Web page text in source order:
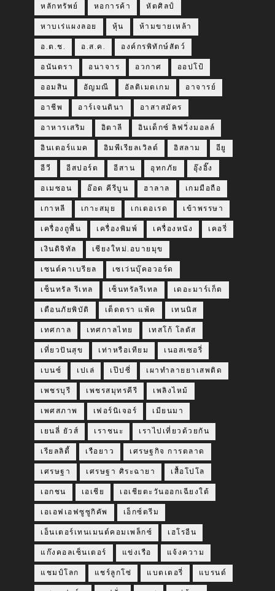
หลักทรัพย์ หอการค้า หัตศิลป์
หาบเร่แผงลอย หุ้น ห้ามขายเหล้า
อ.ต.ช. อ.ส.ค. องค์กรพิทักษ์สัตว์
อนันตรา อนาจาร อวกาศ ออปโป้
ออมสิน อัญมณี อัลติเมตเกม อาจารย์
อาชีพ อาร์เจนตินา อาสาสมัคร
อาหารเสริม อิตาลี อินเด็กซ์ ลิฟวิ่งมอลล์
อินเตอร์แมค อิมพีเรียลเวิลด์ อิสลาม อียู
อีวี อีสปอร์ต อีสาน อุทกภัย อุ๊งอิ๊ง
อเมซอน อ๊อด คีรีบูน ฮาลาล เกมมือถือ
เกาหลี เกาะสมุย เกเตอเรด เข้าพรรษา
เครื่องถูพื้น เครื่องพิมพ์ เครื่องหนัง เคอรี่
เงินดิจิทัล เชียงใหม่.อบายมุข
เซนต์คาเบรียล เซเว่นบุ๊คอวอร์ด
เซ็นทรัล รีเทล เซ็นทรัลรีเทล เดอะมาร์เก็ต
เตือนภัยพิบัติ เต็ดตรา แพ้ค เทนนิส
เทศกาล เทศกาลไทย เทสโก้ โลตัส
เที่ยวปันสุข เท่าหรือเทียม เนอสเซอรี่
เบนซ์ เปเล่ เป๊ปซี่ เผาทำลายยาเสพติด
เพชรบุรี เพชรสมุทรคีรี เพลิงไหม้
เพศสภาพ เฟอร์นิเจอร์ เมียนมา
เยนลี่ ยัวส์ เราชนะ เราไปเที่ยวด้วยกัน
เรียลลิตี้ เรือยาว เศรษฐกิจ การตลาด
เศรษฐา เศรษฐา ศิระฉายา เสื้อโปโล
เอกชน เอเชีย เอเชียตะวันออกเฉียงใต้
เอเอฟเอฟซูซูกิคัพ เอ็กซ์ตรีม
เอ็นเตอร์เทนเมนต์คอมเพล็กซ์ เฮโรอีน
แก๊งคอลเซ็นเตอร์ แข่งเรือ แจ้งความ
แชมป์โลก แชร์ลูกโซ่ แบตเตอรี่ แบรนด์